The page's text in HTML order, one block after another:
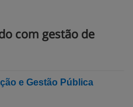
com gestão de
e Gestão Pública